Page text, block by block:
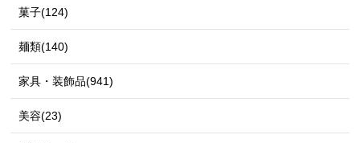
菓子(124)
麺類(140)
家具・装飾品(941)
美容(23)